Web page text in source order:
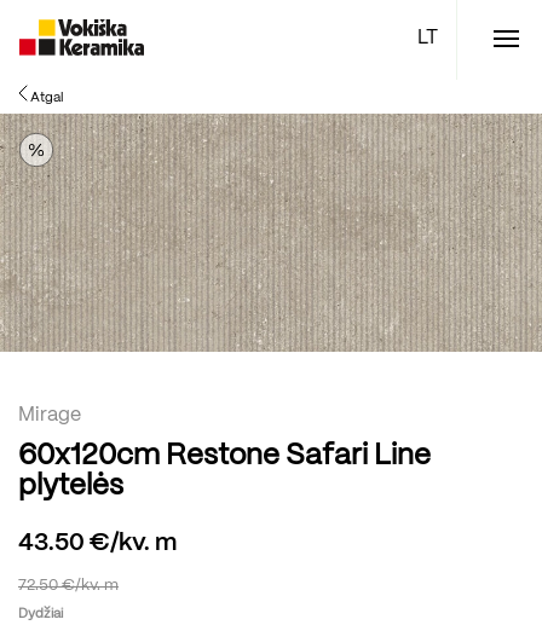
Atgal
Mirage
60x120cm Restone Safari Line
plytelės
Dydžiai
43.50 €/kv. m
72.50 €/kv. m
Meniu
Plytelės
Vonios kambario įranga
Boen parketlentės
Specialūs pasiūlymai TOP